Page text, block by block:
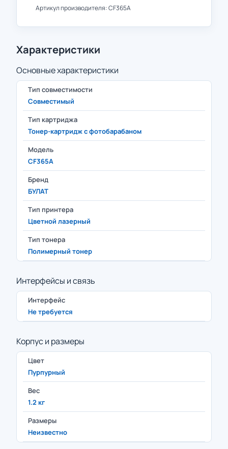
Артикул производителя: CF365A
Характеристики
Основные характеристики
Тип совместимости
Совместимый
Тип картриджа
Тонер-картридж с фотобарабаном
Модель
CF365A
Бренд
БУЛАТ
Тип принтера
Цветной лазерный
Тип тонера
Полимерный тонер
Интерфейсы и связь
Интерфейс
Не требуется
Корпус и размеры
Цвет
Пурпурный
Вес
1.2 кг
Размеры
Неизвестно